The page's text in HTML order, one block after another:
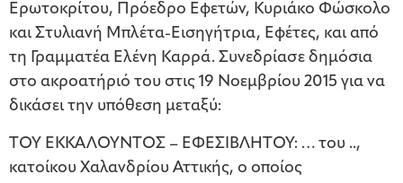
Ερωτοκρίτου, Πρόεδρο Εφετών, Κυριάκο Φώσκολο
και Στυλιανή Μπλέτα-Εισηγήτρια, Εφέτες, και από
τη Γραμματέα Ελένη Καρρά. Συνεδρίασε δημόσια
στο ακροατήριό του στις 19 Νοεμβρίου 2015 για να
δικάσει την υπόθεση μεταξύ:
ΤΟΥ ΕΚΚΑΛΟΥΝΤΟΣ – ΕΦΕΣΙΒΛΗΤΟΥ: … του ..,
κατοίκου Χαλανδρίου Αττικής, ο οποίος